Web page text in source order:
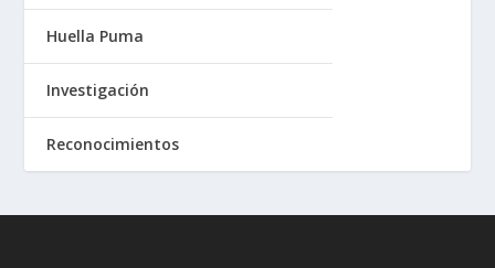
Huella Puma
Investigación
Reconocimientos